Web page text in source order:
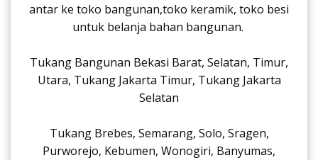
antar ke toko bangunan,toko keramik, toko besi
untuk belanja bahan bangunan.
Tukang Bangunan Bekasi Barat, Selatan, Timur,
Utara, Tukang Jakarta Timur, Tukang Jakarta
Selatan
Tukang Brebes, Semarang, Solo, Sragen,
Purworejo, Kebumen, Wonogiri, Banyumas,